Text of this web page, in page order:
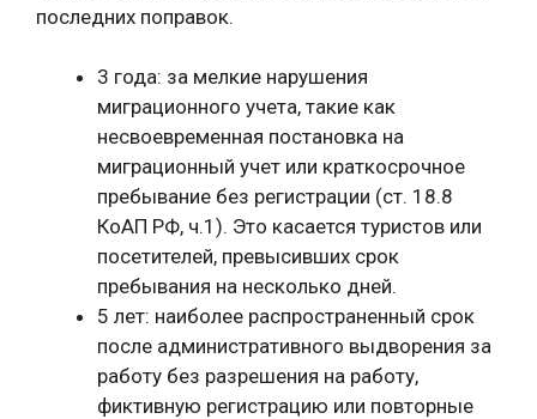
последних поправок.
3 года: за мелкие нарушения
миграционного учета, такие как
несвоевременная постановка на
миграционный учет или краткосрочное
пребывание без регистрации (ст. 18.8
КоАП РФ, ч.1). Это касается туристов или
посетителей, превысивших срок
пребывания на несколько дней.
5 лет: наиболее распространенный срок
после административного выдворения за
работу без разрешения на работу,
фиктивную регистрацию или повторные